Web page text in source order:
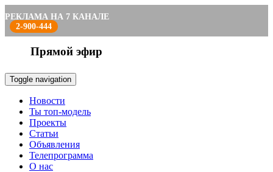
РЕКЛАМА НА 7 КАНАЛЕ
2-900-444
Прямой эфир
Toggle navigation
Новости
Ты топ-модель
Проекты
Статьи
Объявления
Телепрограмма
О нас